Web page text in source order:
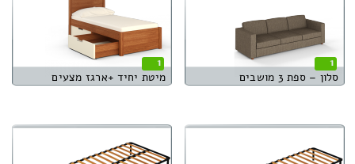
1
סלון – ספת 3 מושבים
1
מיטת יחיד +ארגז מצעים